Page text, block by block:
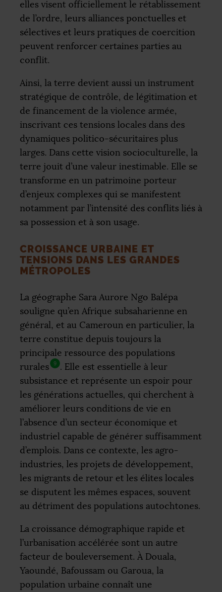
elles visent officiellement le rétablissement
de l’ordre, leurs alliances ponctuelles et
sélectives et leurs pratiques de coercition
peuvent renforcer certaines parties au
conflit.
Ainsi, la terre devient aussi un instrument
stratégique de contrôle, de légitimation et
de financement de la violence armée,
inscrivant ces tensions locales dans des
dynamiques politico-sécuritaires plus
larges. Dans cette vision socioculturelle, la
terre jouit d’une valeur inestimable. Elle se
transforme en un patrimoine porteur
d’enjeux complexes qui se manifestent
notamment par l’intensité des conflits liés à
sa possession et à son usage.
CROISSANCE URBAINE ET
TENSIONS DANS LES GRANDES
MÉTROPOLES
La géographe Sara Aurore Ngo Balépa
souligne qu’en Afrique subsaharienne en
général, et au Cameroun en particulier, la
terre constitue depuis toujours la
principale ressource des populations
rurales
9
. Elle est essentielle à leur
subsistance et représente un espoir pour
les générations actuelles, qui cherchent à
améliorer leurs conditions de vie en
l’absence d’un secteur économique et
industriel capable de générer suffisamment
d’emplois. Dans ce contexte, les agro-
industries, les projets de développement,
les migrants de retour et les élites locales
se disputent les mêmes espaces, souvent
au détriment des populations autochtones.
La croissance démographique rapide et
l’urbanisation accélérée sont un autre
facteur de bouleversement. À Douala,
Yaoundé, Bafoussam ou Garoua, la
population urbaine connaît une